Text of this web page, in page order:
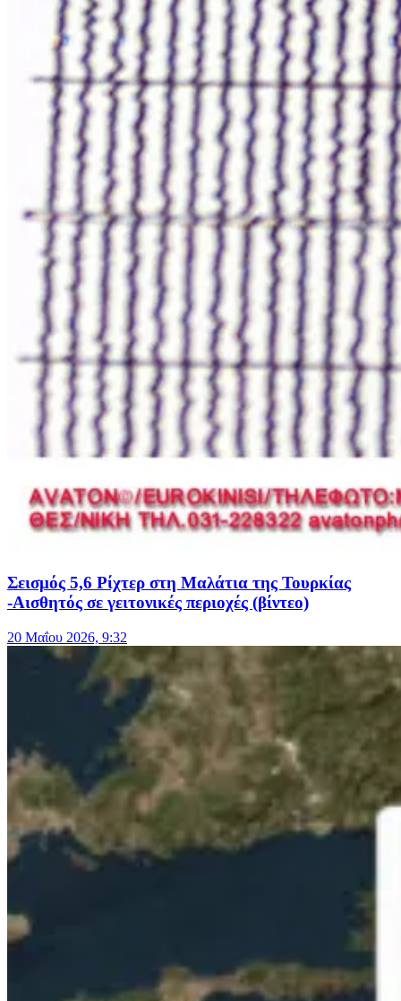
Σεισμός 5,6 Ρίχτερ στη Μαλάτια της Τουρκίας
-Αισθητός σε γειτονικές περιοχές (βίντεο)
20 Μαΐου 2026, 9:32